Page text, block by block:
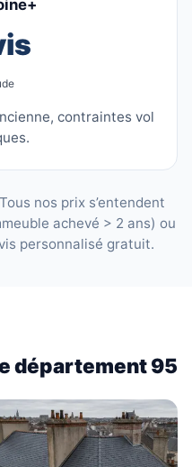
contraintes vol
nos prix s’entendent
achevé > 2 ans) ou
personnalisé gratuit.
département 95